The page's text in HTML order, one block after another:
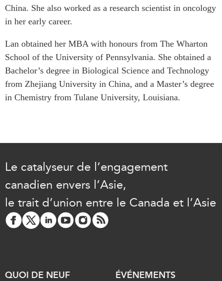
Attachés supérieurs de
recherche
PECC
CSCAP
China. She also worked as a research scientist in oncology
in her early career.
Lan obtained her MBA with honours from The Wharton
School of the University of Pennsylvania. She obtained a
Bachelor’s degree in Biological Science and Technology
from Zhejiang University in China, and a Master’s degree
in Chemistry from Tulane University, Louisiana.
Le catalyseur de l’engagement
canadien envers l’Asie,
le trait d’union entre le Canada et l’Asie
QUOI DE NEUF ÉVÉNEMENTS